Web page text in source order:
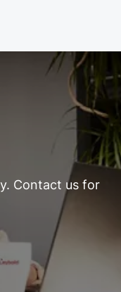
Contact us for